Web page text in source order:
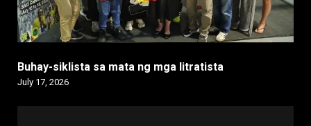
Buhay-siklista sa mata ng mga litratista
July 17, 2026